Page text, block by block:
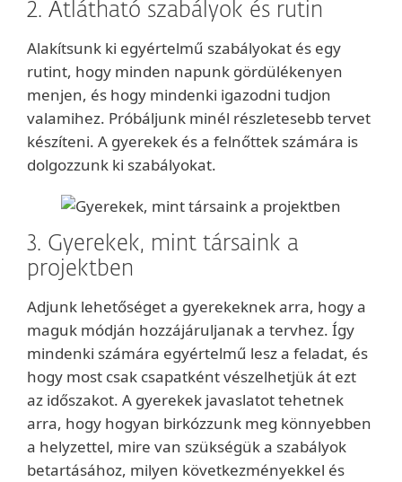
2. Átlátható szabályok és rutin
Alakítsunk ki egyértelmű szabályokat és egy
rutint, hogy minden napunk gördülékenyen
menjen, és hogy mindenki igazodni tudjon
valamihez. Próbáljunk minél részletesebb tervet
készíteni. A gyerekek és a felnőttek számára is
dolgozzunk ki szabályokat.
3. Gyerekek, mint társaink a
projektben
Adjunk lehetőséget a gyerekeknek arra, hogy a
maguk módján hozzájáruljanak a tervhez. Így
mindenki számára egyértelmű lesz a feladat, és
hogy most csak csapatként vészelhetjük át ezt
az időszakot. A gyerekek javaslatot tehetnek
arra, hogy hogyan birkózzunk meg könnyebben
a helyzettel, mire van szükségük a szabályok
betartásához, milyen következményekkel és